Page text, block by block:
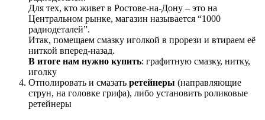
Для тех, кто живет в Ростове-на-Дону – это на
Центральном рынке, магазин называется “1000
радиодеталей”.
Итак, помещаем смазку иголкой в прорези и втираем её
ниткой вперед-назад.
В итоге нам нужно купить: графитную смазку, нитку,
иголку
Отполировать и смазать ретейнеры (направляющие
струн, на головке грифа), либо установить роликовые
ретейнеры